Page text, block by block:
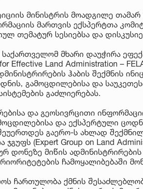
მინისტრის მოადგილე
მართვის ექსპერტთა
თემატურ სესიებსა და
მხარი დაუჭირა
Effective Land Administration –
ჰაბის შექმნის
გამოცდილებისა და
გაძლიერებას.
და გეოსივრცითი
და ექსპერტული
გაერო-ს ახლად
(Expert Group on Land
დონეზე მიწის
ჩამოყალიბებაში
ჩართულობა ქმნის